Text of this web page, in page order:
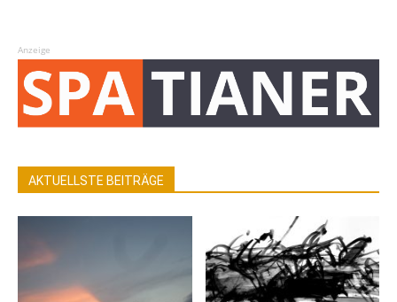
Anzeige
AKTUELLSTE BEITRÄGE